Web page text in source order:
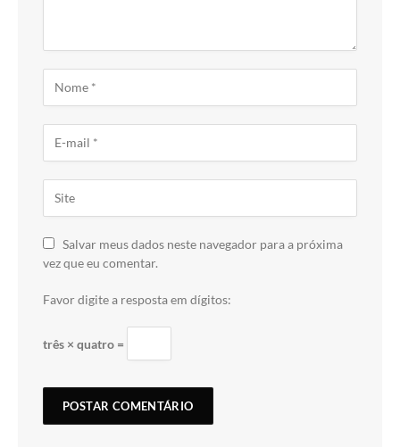
Salvar meus dados neste navegador para a próxima
vez que eu comentar.
Favor digite a resposta em dígitos:
três × quatro =